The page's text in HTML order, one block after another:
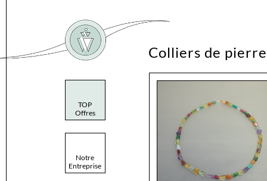
TOP
Offres
Notre
Entreprise
Colliers de